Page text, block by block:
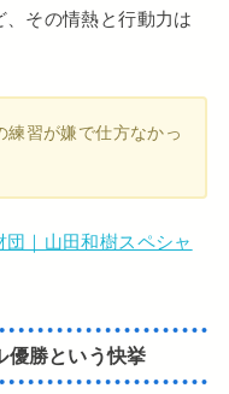
その情熱と行動力は
練習が嫌で仕方なかっ
｜山田和樹スペシャ
優勝という快挙